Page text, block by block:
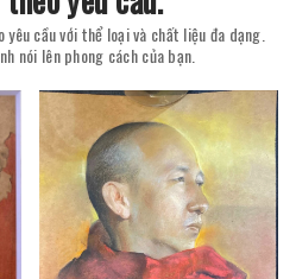
cầu với thể loại và chất liệu đa dạng.
nói lên phong cách của bạn.